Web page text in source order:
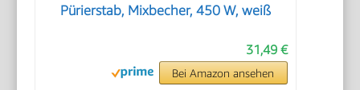
Pürierstab, Mixbecher, 450 W, weiß
31,49 €
Bei Amazon ansehen